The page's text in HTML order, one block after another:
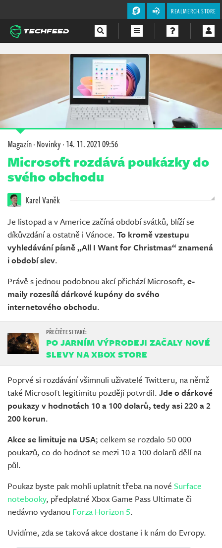
REALMERCH.STORE
Soutěže
Magazín·Novinky·14. 11. 2021 09:56
Microsoft rozdává poukázky do
svého obchodu
Karel Vaněk
Je listopad a v Americe začíná období svátků, blíží se
díkůvzdání a ostatně i Vánoce. To kromě vzestupu
vyhledávání písně „All I Want for Christmas“ znamená
i období slev.
Právě s jednou podobnou akcí přichází Microsoft, e-
maily rozesílá dárkové kupóny do svého
internetového obchodu.
PO JARNÍM VÝPRODEJI ZAČALY NOVÉ
SLEVY NA XBOX STORE
Poprvé si rozdávání všimnuli uživatelé Twitteru, na němž
také Microsoft legitimitu později potvrdil. Jde o dárkové
poukazy v hodnotách 10 a 100 dolarů, tedy asi 220 a 2
200 korun.
Akce se limituje na USA; celkem se rozdalo 50 000
poukazů, co do hodnot se mezi 10 a 100 dolarů dělí na
půl.
Poukaz byste pak mohli uplatnit třeba na nové Surface
notebooky, předplatné Xbox Game Pass Ultimate či
nedávno vydanou Forza Horizon 5.
Uvidíme, zda se taková akce dostane i k nám do Evropy.